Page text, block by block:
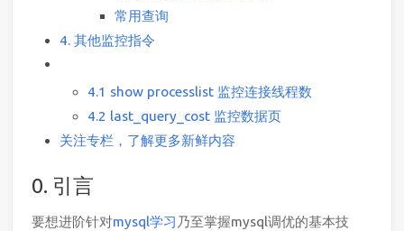
常用查询
4. 其他监控指令
4.1 show processlist 监控连接线程数
4.2 last_query_cost 监控数据页
关注专栏，了解更多新鲜内容
0. 引言
要想进阶针对mysql学习 乃至掌握mysql调优的基本技